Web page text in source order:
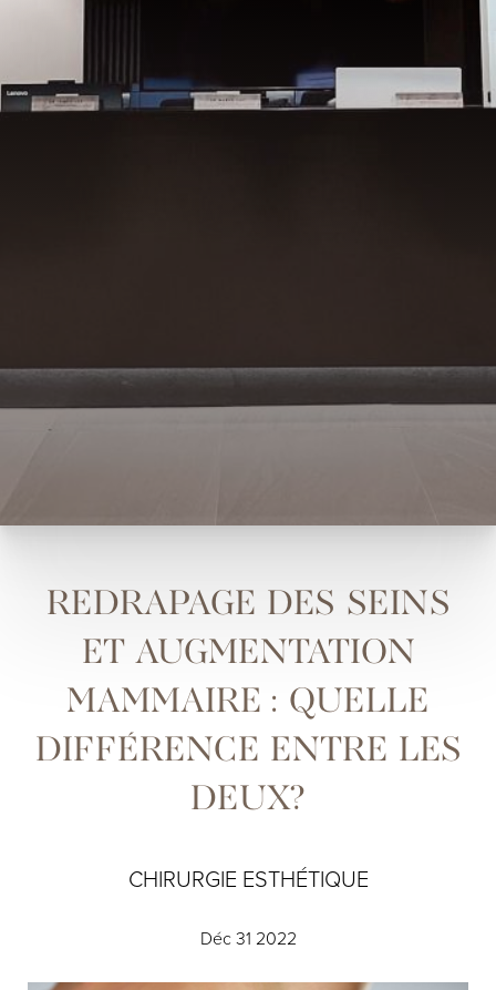
REDRAPAGE DES SEINS
ET AUGMENTATION
MAMMAIRE : QUELLE
DIFFÉRENCE ENTRE LES
DEUX?
CHIRURGIE ESTHÉTIQUE
Déc 31 2022